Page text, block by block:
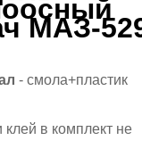
МАЗ-
- смола+пластик
клей в комплект не